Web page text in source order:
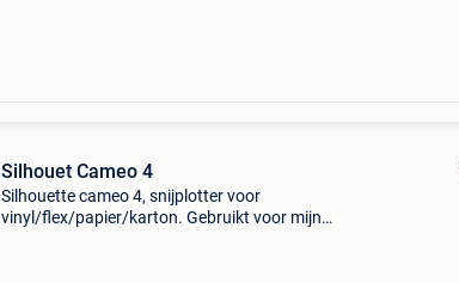
Silhouet Cameo 4
Silhouette cameo 4, snijplotter voor
vinyl/flex/papier/karton. Gebruikt voor mijn